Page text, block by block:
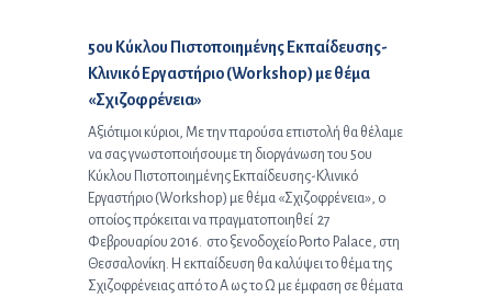
Προηγούμενο άρθρο:
5ου Κύκλου Πιστοποιημένης Εκπαίδευσης-
Κλινικό Εργαστήριο (Workshop) με θέμα
«Σχιζοφρένεια»
Αξιότιμοι κύριοι, Με την παρούσα επιστολή θα θέλαμε
να σας γνωστοποιήσουμε τη διοργάνωση του 5ου
Κύκλου Πιστοποιημένης Εκπαίδευσης-Κλινικό
Εργαστήριο (Workshop) με θέμα «Σχιζοφρένεια», ο
οποίος πρόκειται να πραγματοποιηθεί 27
Φεβρουαρίου 2016. στο ξενοδοχείο Porto Palace, στη
Θεσσαλονίκη. Η εκπαίδευση θα καλύψει το θέμα της
Σχιζοφρένειας από το Α ως το Ω με έμφαση σε θέματα